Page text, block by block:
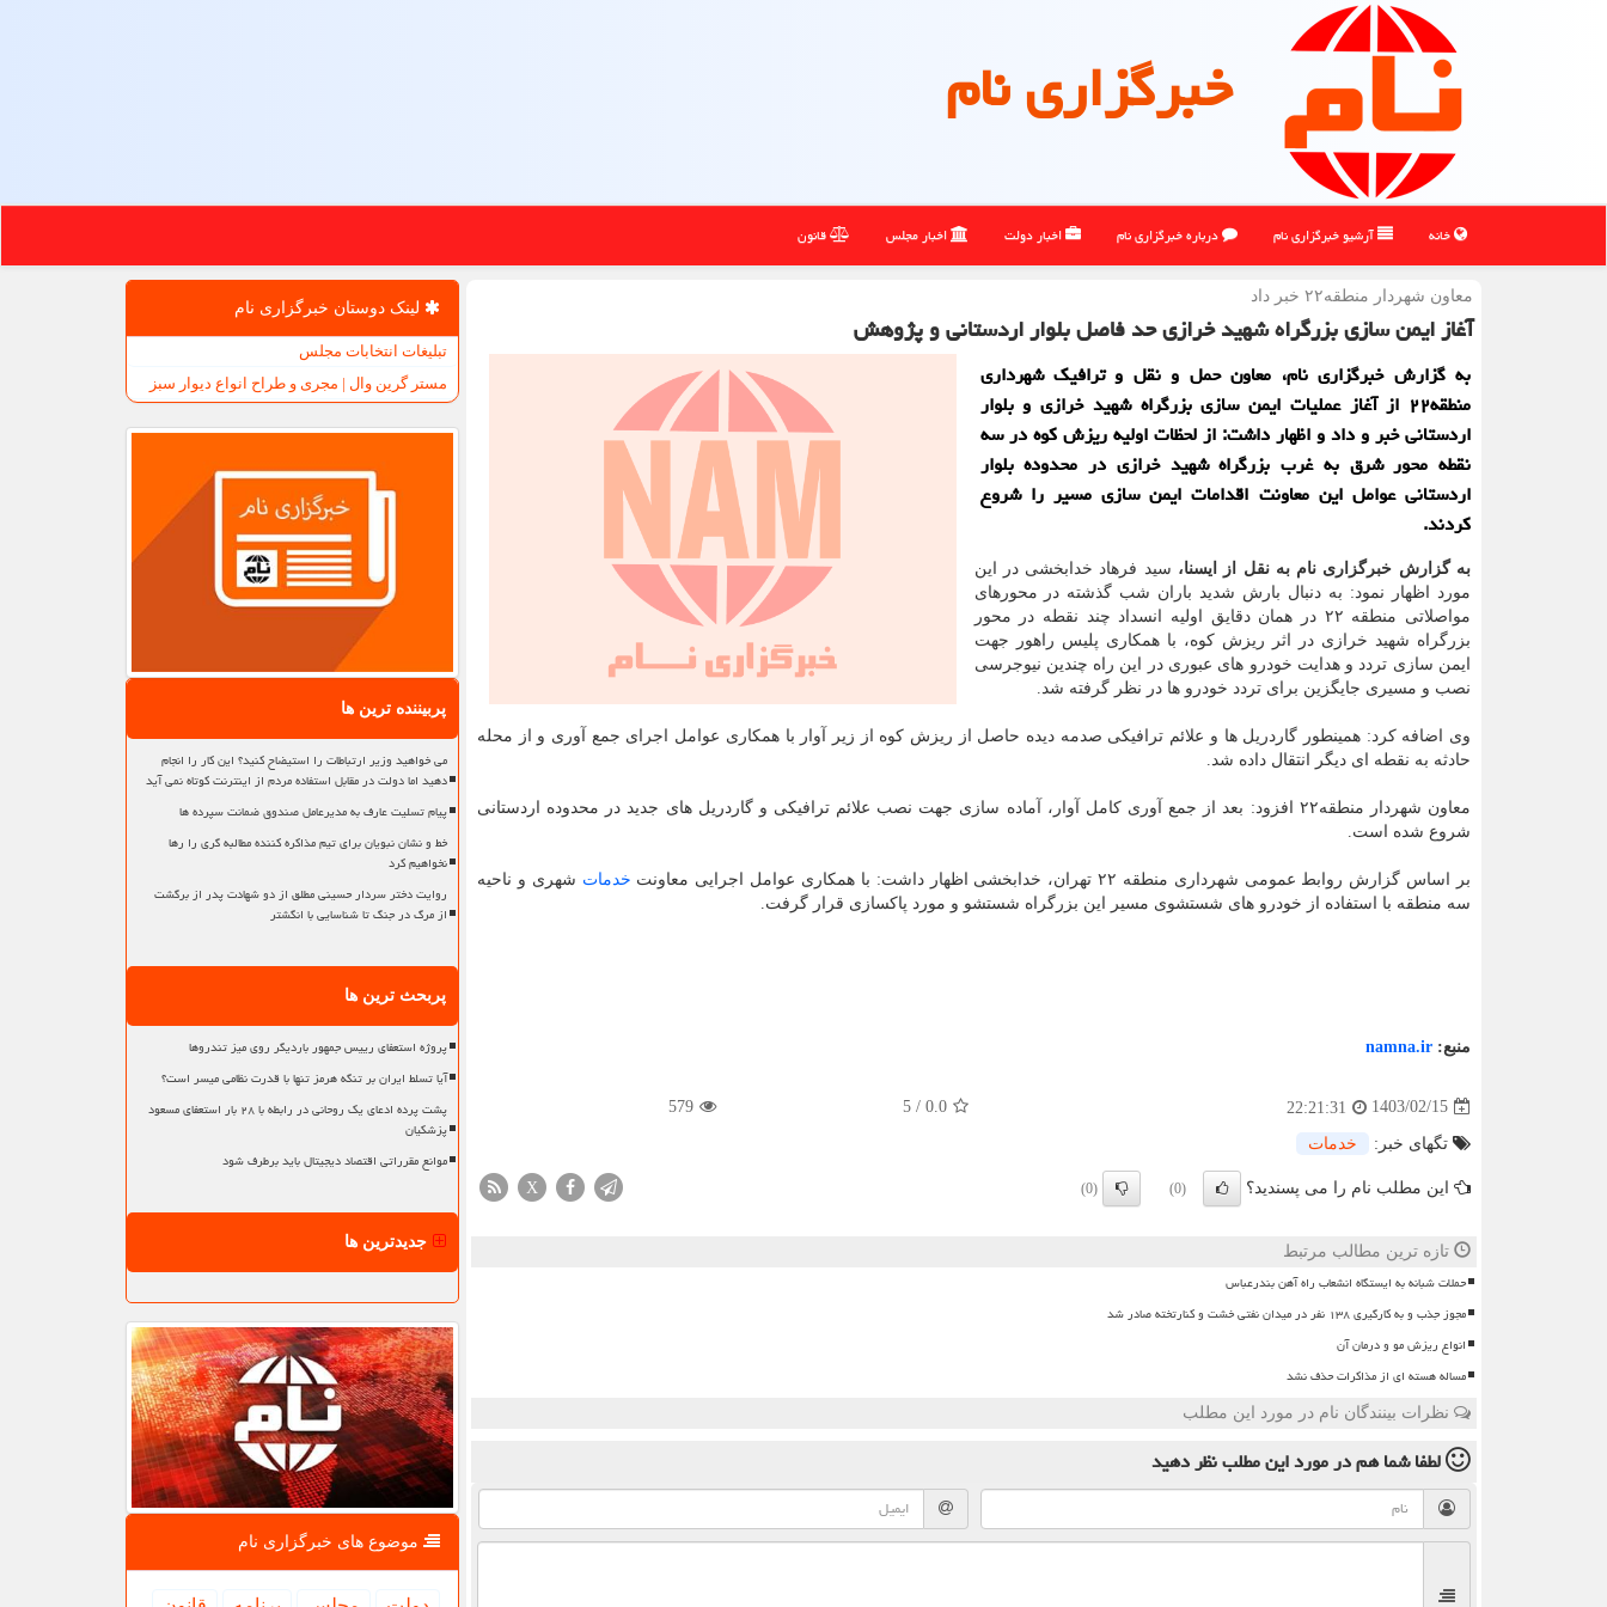
خبرگزاری نام
خانه آرشیو خبرگزاری نام درباره خبرگزاری نام اخبار دولت اخبار مجلس قانون
معاون شهردار منطقه۲۲ خبر داد
آغاز ایمن سازی بزرگراه شهید خرازی حد فاصل بلوار اردستانی و پژوهش
به گزارش خبرگزاری نام، معاون حمل و نقل و ترافیک شهرداری
منطقه۲۲ از آغاز عملیات ایمن سازی بزرگراه شهید خرازی و بلوار
اردستانی خبر و داد و اظهار داشت: از لحظات اولیه ریزش کوه در سه
نقطه محور شرق به غرب بزرگراه شهید خرازی در محدوده بلوار
اردستانی عوامل این معاونت اقدامات ایمن سازی مسیر را شروع
کردند.
به گزارش خبرگزاری نام به نقل از ایسنا، سید فرهاد خدابخشی در این
مورد اظهار نمود: به دنبال بارش شدید باران شب گذشته در محورهای
مواصلاتی منطقه ۲۲ در همان دقایق اولیه انسداد چند نقطه در محور
بزرگراه شهید خرازی در اثر ریزش کوه، با همکاری پلیس راهور جهت
ایمن سازی تردد و هدایت خودرو های عبوری در این راه چندین نیوجرسی
نصب و مسیری جایگزین برای تردد خودرو ها در نظر گرفته شد.
وی اضافه کرد: همینطور گاردریل ها و علائم ترافیکی صدمه دیده حاصل از ریزش کوه از زیر آوار با همکاری عوامل اجرای جمع آوری و از محله
حادثه به نقطه ای دیگر انتقال داده شد.
معاون شهردار منطقه۲۲ افزود: بعد از جمع آوری کامل آوار، آماده سازی جهت نصب علائم ترافیکی و گاردریل های جدید در محدوده اردستانی
شروع شده است.
بر اساس گزارش روابط عمومی شهرداری منطقه ۲۲ تهران، خدابخشی اظهار داشت: با همکاری عوامل اجرایی معاونت خدمات شهری و ناحیه
سه منطقه با استفاده از خودرو های شستشوی مسیر این بزرگراه شستشو و مورد پاکسازی قرار گرفت.
منبع: namna.ir
1403/02/15
22:21:31
0.0
/
5
579
تگهای خبر: خدمات
این مطلب نام را می پسندید؟ (0)
(0)
X
تازه ترین مطالب مرتبط
حملات شبانه به ایستگاه انشعاب راه آهن بندرعباس
مجوز جذب و به کارگیری ۱۳۸ نفر در میدان نفتی خشت و کنارتخته صادر شد
انواع ریزش مو و درمان آن
مساله هسته ای از مذاکرات حذف نشد
نظرات بینندگان نام در مورد این مطلب
لطفا شما همدر مورد این مطلبنظر دهید
لینک دوستان خبرگزاری نام
تبلیغات انتخابات مجلس
مستر گرین وال | مجری و طراح انواع دیوار سبز
پربیننده ترین ها
می خواهید وزیر ارتباطات را استیضاح کنید؟ این کار را انجام
دهید اما دولت در مقابل استفاده مردم از اینترنت کوتاه نمی آید
پیام تسلیت عارف به مدیرعامل صندوق ضمانت سپرده ها
خط و نشان نبویان برای تیم مذاکره کننده مطالبه گری را رها
نخواهیم کرد
روایت دختر سردار حسینی مطلق از دو شهادت پدر از برگشت
از مرگ در جنگ تا شناسایی با انگشتر
پربحث ترین ها
پروژه استعفای رییس جمهور باردیگر روی میز تندروها
آیا تسلط ایران بر تنگه هرمز تنها با قدرت نظامی میسر است؟
پشت پرده ادعای یک روحانی در رابطه با ۲۸ بار استعفای مسعود
پزشکیان
موانع مقرراتی اقتصاد دیجیتال باید برطرف شود
جدیدترین ها
موضوع های خبرگزاری نام